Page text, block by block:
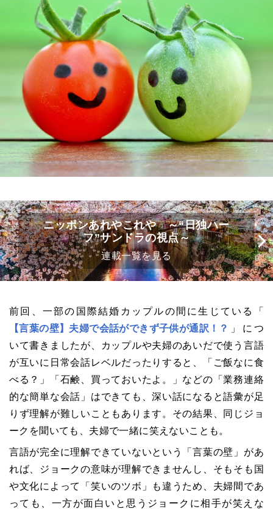
ニッポンあれやこれや ～“日独ハー
フ”サンドラの視点～
連載一覧を見る
前回、一部の国際結婚カップルの間に生じている「
【言葉の壁】夫婦で会話ができず子供が通訳！？
」につ
いて書きましたが、カップルや夫婦のあいだで使う言語
が互いに日常会話レベルだったりすると、「ご飯なに食
べる？」「石鹸、買っておいたよ。」などの「業務連絡
的な簡単な会話」はできても、深い話になると語彙が足
りず理解が難しいこともあります。その結果、同じジョ
ークを聞いても、夫婦で一緒に笑えないことも。
言語が完全に理解できていないという「言葉の壁」があ
れば、ジョークの意味が理解できませんし、そもそも国
や文化によって「笑いのツボ」も違うため、夫婦間であ
っても、一方が面白いと思うジョークに相手が笑えな